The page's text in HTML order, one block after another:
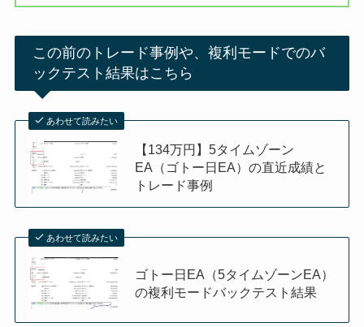
この前のトレード事例や、複利モードでのバ
ックテスト結果はこちら
あわせて読みたい
【134万円】5タイムゾーン
EA（ゴトー日EA）の直近成績と
トレード事例
あわせて読みたい
ゴトー日EA（5タイムゾーンEA）
の複利モードバックテスト結果